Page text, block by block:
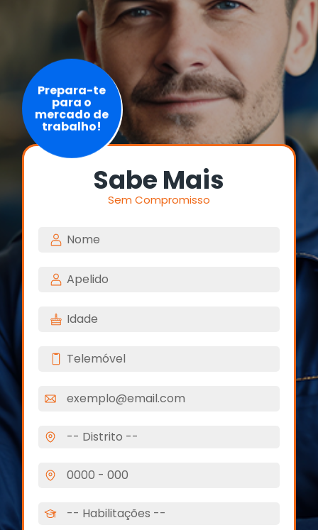
Prepara-te
para o
mercado de
trabalho!
Sabe Mais
Sem Compromisso